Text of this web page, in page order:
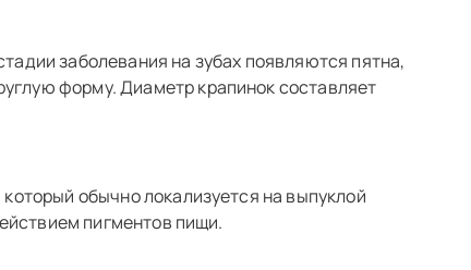
заболевания на зубах появляются пятна,
форму. Диаметр крапинок составляет
обычно локализуется на выпуклой
пигментов пищи.